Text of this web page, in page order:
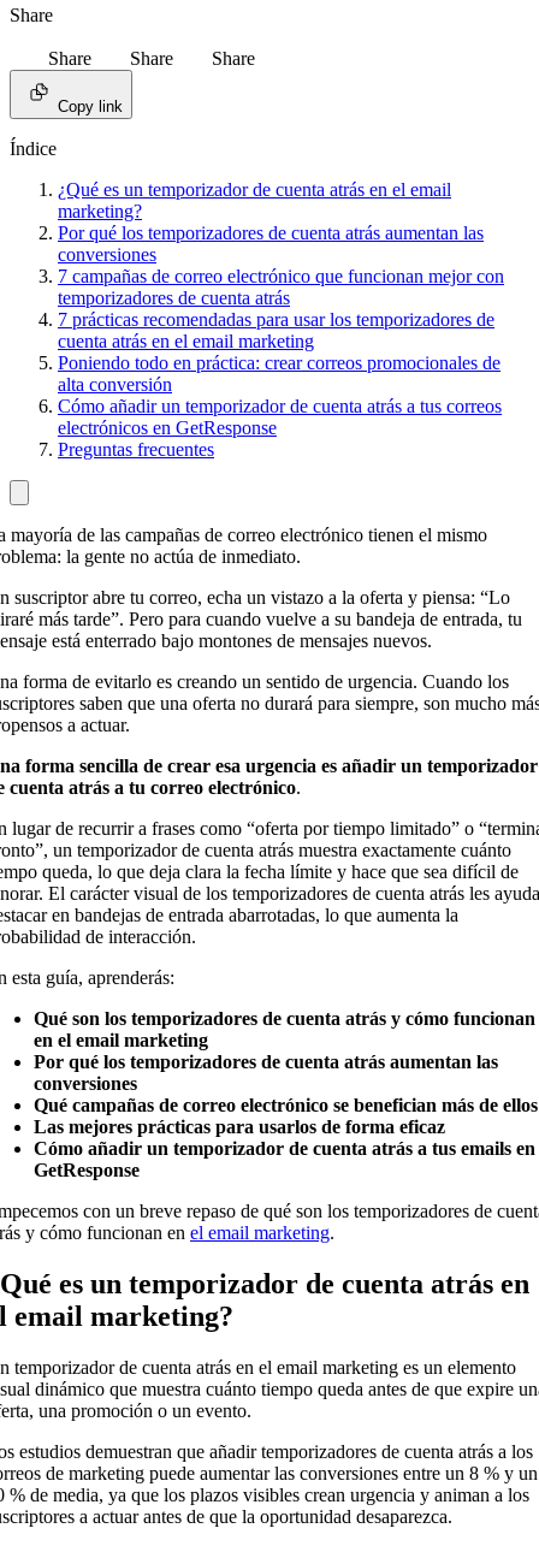
Share
Share Share Share
Copy link
Índice
¿Qué es un temporizador de cuenta atrás en el email
marketing?
Por qué los temporizadores de cuenta atrás aumentan las
conversiones
7 campañas de correo electrónico que funcionan mejor con
temporizadores de cuenta atrás
7 prácticas recomendadas para usar los temporizadores de
cuenta atrás en el email marketing
Poniendo todo en práctica: crear correos promocionales de
alta conversión
Cómo añadir un temporizador de cuenta atrás a tus correos
electrónicos en GetResponse
Preguntas frecuentes
mayoría de las campañas de correo electrónico tienen el mismo
la gente no actúa de inmediato.
suscriptor abre tu correo, echa un vistazo a la oferta y piensa: “Lo
más tarde”. Pero para cuando vuelve a su bandeja de entrada, tu
está enterrado bajo montones de mensajes nuevos.
forma de evitarlo es creando un sentido de urgencia. Cuando los
saben que una oferta no durará para siempre, son mucho
a actuar.
forma sencilla de crear esa urgencia es añadir un temporizador
cuenta atrás a tu correo electrónico.
lugar de recurrir a frases como “oferta por tiempo limitado” o
un temporizador de cuenta atrás muestra exactamente cuánto
queda, lo que deja clara la fecha límite y hace que sea difícil de
El carácter visual de los temporizadores de cuenta atrás les
en bandejas de entrada abarrotadas, lo que aumenta la
de interacción.
esta guía, aprenderás:
Qué son los temporizadores de cuenta atrás y cómo funcionan
en el email marketing
Por qué los temporizadores de cuenta atrás aumentan las
conversiones
Qué campañas de correo electrónico se benefician más de ellos
Las mejores prácticas para usarlos de forma eficaz
Cómo añadir un temporizador de cuenta atrás a tus emails en
GetResponse
con un breve repaso de qué son los temporizadores de
y cómo funcionan en el email marketing.
es un temporizador de cuenta atrás en
email marketing?
temporizador de cuenta atrás en el email marketing es un elemento
dinámico que muestra cuánto tiempo queda antes de que expire
una promoción o un evento.
estudios demuestran que añadir temporizadores de cuenta atrás a los
de marketing puede aumentar las conversiones entre un 8 % y un
% de media, ya que los plazos visibles crean urgencia y animan a los
a actuar antes de que la oportunidad desaparezca.